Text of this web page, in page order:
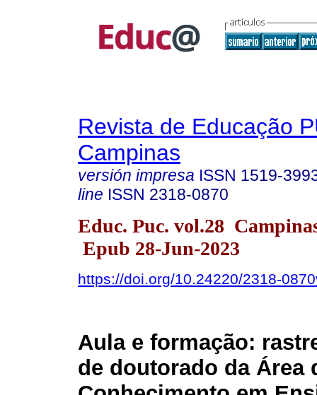
Revista de Educação
Campinas
versión impresa ISSN 1519-
line ISSN 2318-0870
Educ. Puc. vol.28
Epub 28-Jun-2023
https://doi.org/10.24220/2318-
Aula e formação:
de doutorado da Área